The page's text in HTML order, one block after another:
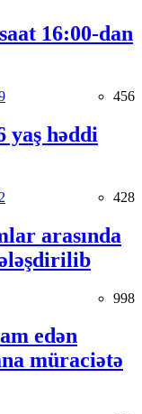
16:00-dan
456
yaş həddi
428
arasında
998
edən
müraciətə